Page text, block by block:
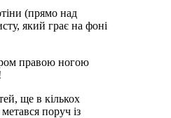
(прямо над
який грає на фоні
правою ногою
ще в кількох
поруч із